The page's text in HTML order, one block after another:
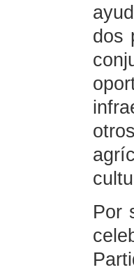
dos
Por